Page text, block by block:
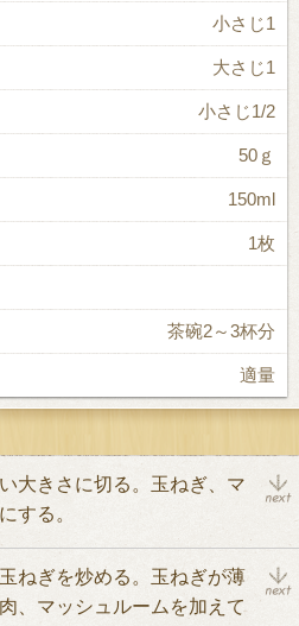
小さじ1
大さじ1
小さじ1/2
50ｇ
150ml
1枚
茶碗2～3杯分
適量
大きさに切る。玉ねぎ、マ
する。
ねぎを炒める。玉ねぎが薄
、マッシュルームを加えて